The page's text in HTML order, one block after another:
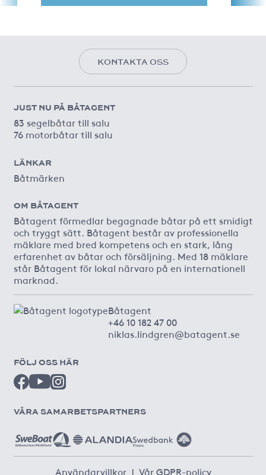
KONTAKTA OSS
JUST NU PÅ BÅTAGENT
83 segelbåtar till salu
76 motorbåtar till salu
LÄNKAR
Båtmärken
OM BÅTAGENT
Båtagent förmedlar begagnade båtar på ett smidigt
och tryggt sätt. Båtagent består av professionella
mäklare med bred kompetens och en stark, lång
erfarenhet av båtar och försäljning. Med 18 mäklare
står Båtagent för lokal närvaro på en internationell
marknad.
Båtagent
+46 10 182 47 00
niklas.lindgren@batagent.se
FÖLJ OSS HÄR
VÅRA SAMARBETSPARTNERS
Användarvillkor | Vår GDPR-policy